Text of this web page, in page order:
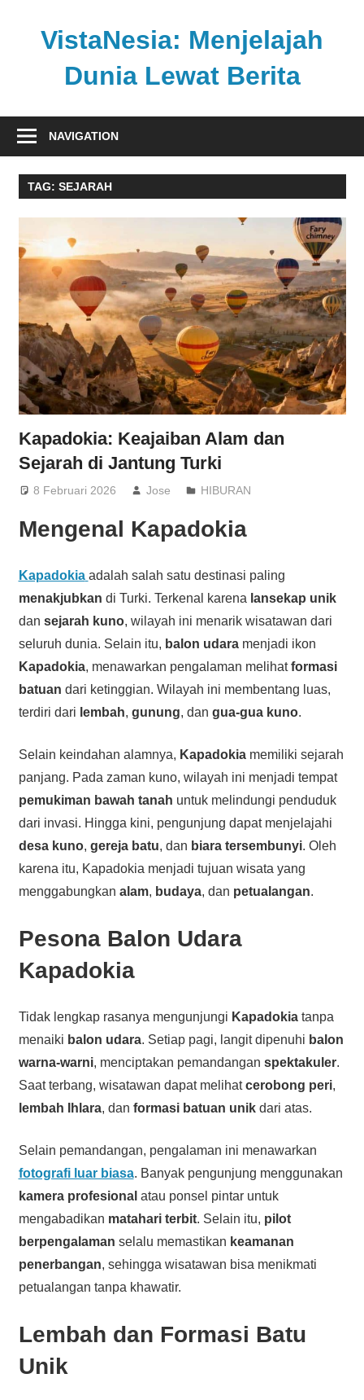
VistaNesia: Menjelajah
Dunia Lewat Berita
nasional
global
dalam
informatif
NAVIGATION
TAG: SEJARAH
Kapadokia: Keajaiban Alam dan
Sejarah di Jantung Turki
8 Februari 2026 Jose HIBURAN
Mengenal Kapadokia
Kapadokia adalah salah satu destinasi paling
menakjubkan di Turki. Terkenal karena lansekap unik
dan sejarah kuno, wilayah ini menarik wisatawan dari
seluruh dunia. Selain itu, balon udaramenjadi ikon
Kapadokia, menawarkan pengalaman melihatformasi
batuan dari ketinggian. Wilayah ini membentang luas,
terdiri dari lembah, gunung, dan gua-gua kuno.
Selain keindahan alamnya, Kapadokiamemiliki sejarah
panjang. Pada zaman kuno, wilayah ini menjadi tempat
pemukiman bawah tanah untuk melindungi penduduk
dari invasi. Hingga kini, pengunjung dapat menjelajahi
desa kuno, gereja batu, dan biara tersembunyi. Oleh
karena itu, Kapadokia menjadi tujuan wisata yang
menggabungkan alam, budaya, dan petualangan.
Pesona Balon Udara
Kapadokia
Tidak lengkap rasanya mengunjungi Kapadokiatanpa
menaiki balon udara. Setiap pagi, langit dipenuhi balon
warna-warni, menciptakan pemandangan spektakuler.
Saat terbang, wisatawan dapat melihatcerobong peri,
lembah Ihlara, dan formasi batuan unikdari atas.
Selain pemandangan, pengalaman ini menawarkan
fotografi luar biasa. Banyak pengunjung menggunakan
kamera profesional atau ponsel pintar untuk
mengabadikan matahari terbit. Selain itu, pilot
berpengalaman selalu memastikan keamanan
penerbangan, sehingga wisatawan bisa menikmati
petualangan tanpa khawatir.
Lembah dan Formasi Batu
Unik